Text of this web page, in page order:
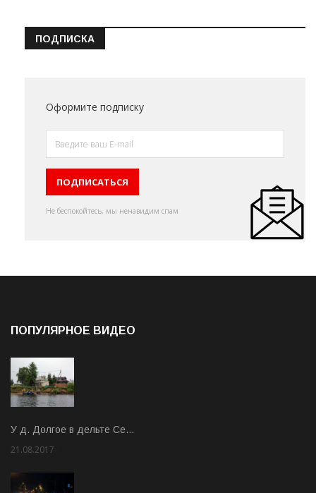
ПОДПИСКА
Оформите подписку
Не беспокойтесь, мы ненавидим спам
ПОПУЛЯРНОЕ ВИДЕО
У д. Долгое в дельте Се…
21.08.2017